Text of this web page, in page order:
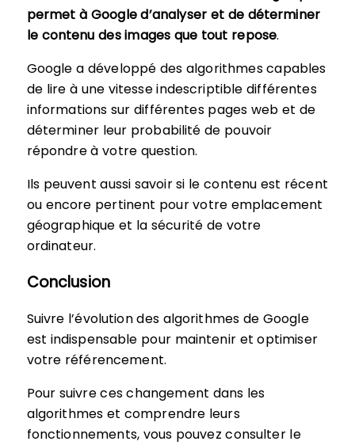
permet à Google d’analyser et de déterminer
le contenu des images que tout repose.
Google a développé des algorithmes capables
de lire à une vitesse indescriptible différentes
informations sur différentes pages web et de
déterminer leur probabilité de pouvoir
répondre à votre question.
Ils peuvent aussi savoir si le contenu est récent
ou encore pertinent pour votre emplacement
géographique et la sécurité de votre
ordinateur.
Conclusion
Suivre l’évolution des algorithmes de Google
est indispensable pour maintenir et optimiser
votre référencement.
Pour suivre ces changement dans les
algorithmes et comprendre leurs
fonctionnements, vous pouvez consulter le